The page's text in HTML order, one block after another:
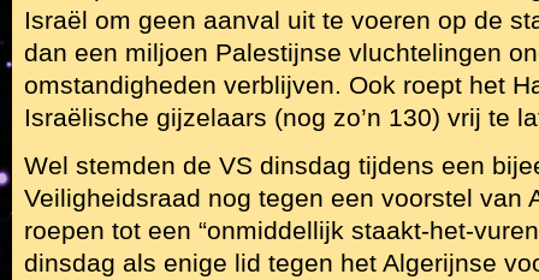
Israël om geen aanval uit te voeren op de
dan een miljoen Palestijnse vluchtelingen
omstandigheden verblijven. Ook roept het
Israëlische gijzelaars (nog zo’n 130) vrij te
Wel stemden de VS dinsdag tijdens een
Veiligheidsraad nog tegen een voorstel van
roepen tot een “onmiddellijk staakt-het-
dinsdag als enige lid tegen het Algerijnse